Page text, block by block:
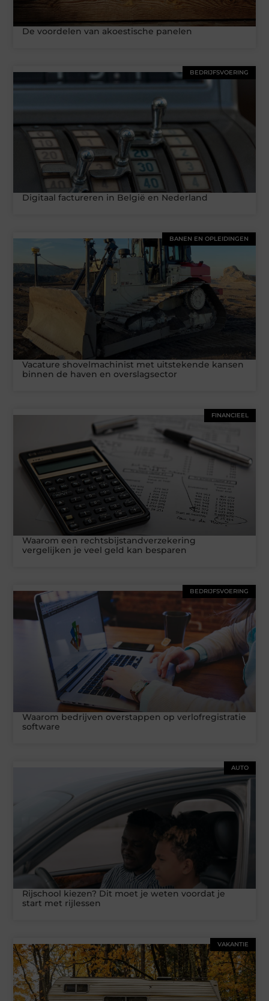
De voordelen van akoestische panelen
BEDRIJFSVOERING
Digitaal factureren in België en Nederland
BANEN EN OPLEIDINGEN
Vacature shovelmachinist met uitstekende kansen
binnen de haven en overslagsector
FINANCIEEL
Waarom een rechtsbijstandverzekering
vergelijken je veel geld kan besparen
BEDRIJFSVOERING
Waarom bedrijven overstappen op verlofregistratie
software
AUTO
Rijschool kiezen? Dit moet je weten voordat je
start met rijlessen
VAKANTIE